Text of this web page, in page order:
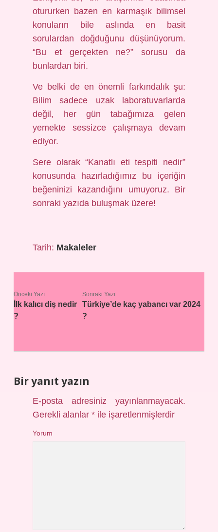
otururken bazen en karmaşık bilimsel
konuların bile aslında en basit
sorulardan doğduğunu düşünüyorum.
“Bu et gerçekten ne?” sorusu da
bunlardan biri.
Ve belki de en önemli farkındalık şu:
Bilim sadece uzak laboratuvarlarda
değil, her gün tabağımıza gelen
yemekte sessizce çalışmaya devam
ediyor.
Sere olarak “Kanatlı eti tespiti nedir”
konusunda hazırladığımız bu içeriğin
beğeninizi kazandığını umuyoruz. Bir
sonraki yazıda buluşmak üzere!
Tarih: Makaleler
Önceki Yazı
İlk kalıcı diş nedir
?
Sonraki Yazı
Türkiye’de kaç yabancı var 2024
?
Bir yanıt yazın
E-posta adresiniz yayınlanmayacak.
Gerekli alanlar* ile işaretlenmişlerdir
Yorum